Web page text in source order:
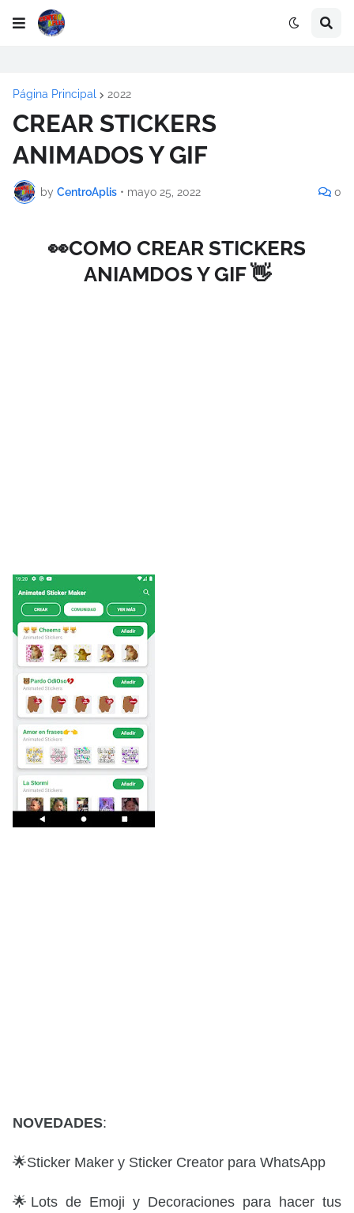
Página Principal 2022
CREAR STICKERS
ANIMADOS Y GIF
by CentroAplis • mayo 25, 2022 0
👀COMO CREAR STICKERS
ANIAMDOS Y GIF 👋
NOVEDADES:
🌟Sticker Maker y Sticker Creator para WhatsApp
🌟Lots de Emoji y Decoraciones para hacer tus